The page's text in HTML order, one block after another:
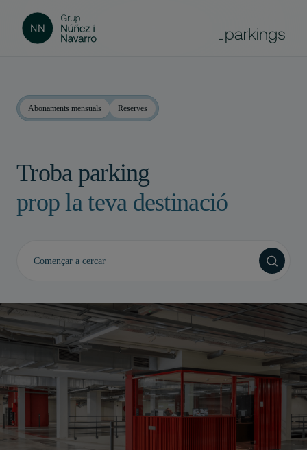
Abonaments mensuals Reserves
Troba parking
prop la teva destinació
Començar a cercar